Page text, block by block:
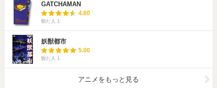
GATCHAMAN
4.60
観た人 1
妖獣都市
5.00
観た人 1
アニメをもっと見る